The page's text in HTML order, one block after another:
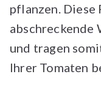
pflanzen. Diese
abschreckende
und tragen
Ihrer Tomaten